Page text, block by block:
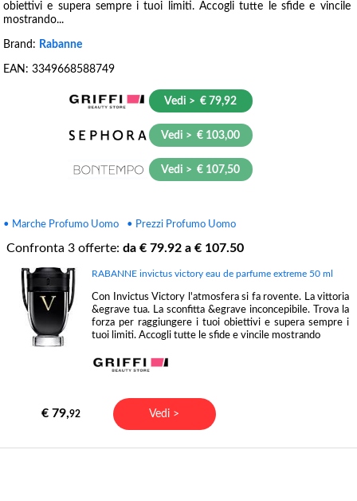
obiettivi e supera sempre i tuoi limiti. Accogli tutte le sfide e vincile
mostrando...
Brand: Rabanne
EAN: 3349668588749
Vedi > € 79,92
Vedi > € 103,00
Vedi > € 107,50
• Marche Profumo Uomo • Prezzi Profumo Uomo
Confronta 3 offerte: da € 79.92 a € 107.50
RABANNE invictus victory eau de parfume extreme 50 ml
Con Invictus Victory l'atmosfera si fa rovente. La vittoria
&egrave tua. La sconfitta &egrave inconcepibile. Trova la
forza per raggiungere i tuoi obiettivi e supera sempre i
tuoi limiti. Accogli tutte le sfide e vincile mostrando
€ 79,92 Vedi >